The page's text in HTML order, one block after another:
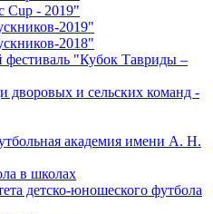
Cup - 2019"
2019"
2018"
"Кубок Тавриды –
дворовых и сельских команд -
академия имени А. Н.
в школах
детско-юношеского футбола